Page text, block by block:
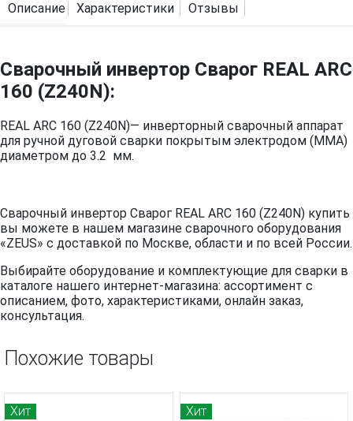
Описание Характеристики Отзывы
Сварочный инвертор Сварог REAL ARC
160 (Z240N):
REAL ARC 160 (Z240N)— инверторный сварочный аппарат
для ручной дуговой сварки покрытым электродом (MMA)
диаметром до 3.2 мм.
Сварочный инвертор Сварог REAL ARC 160 (Z240N) купить
вы можете в нашем магазине сварочного оборудования
«ZEUS» с доставкой по Москве, области и по всей России.
Выбирайте оборудование и комплектующие для сварки в
каталоге нашего интернет-магазина: ассортимент с
описанием, фото, характеристиками, онлайн заказ,
консультация.
Похожие товары
Хит Хит